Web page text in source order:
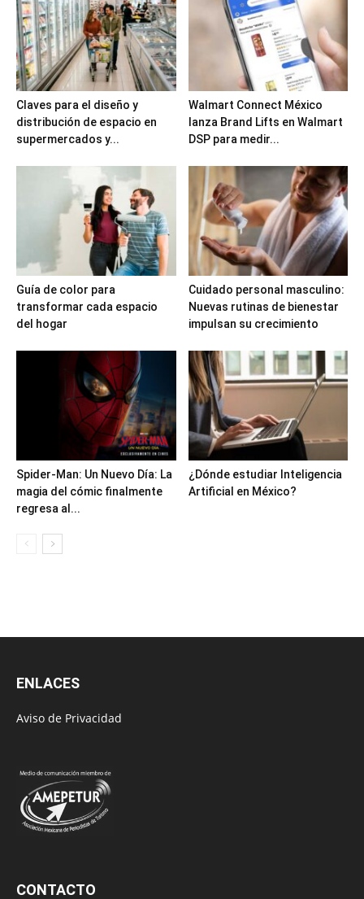
Claves para el diseño y
distribución de espacio en
supermercados y...
Walmart Connect México
lanza Brand Lifts en Walmart
DSP para medir...
Guía de color para
transformar cada espacio
del hogar
Cuidado personal masculino:
Nuevas rutinas de bienestar
impulsan su crecimiento
Spider-Man: Un Nuevo Día: La
magia del cómic finalmente
regresa al...
¿Dónde estudiar Inteligencia
Artificial en México?
ENLACES
Aviso de Privacidad
CONTACTO